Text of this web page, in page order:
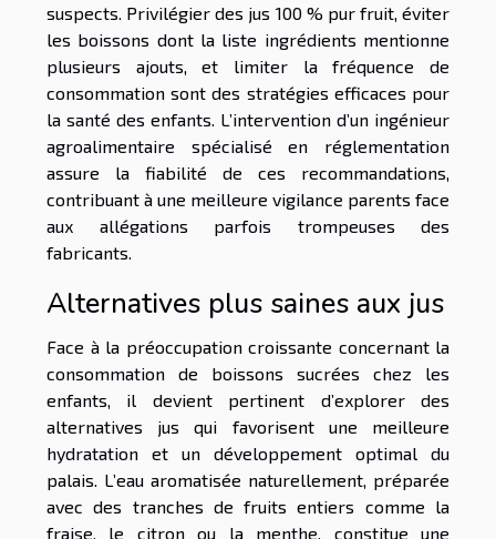
suspects. Privilégier des jus 100 % pur fruit, éviter
les boissons dont la liste ingrédients mentionne
plusieurs ajouts, et limiter la fréquence de
consommation sont des stratégies efficaces pour
la santé des enfants. L’intervention d’un ingénieur
agroalimentaire spécialisé en réglementation
assure la fiabilité de ces recommandations,
contribuant à une meilleure vigilance parents face
aux allégations parfois trompeuses des
fabricants.
Alternatives plus saines aux jus
Face à la préoccupation croissante concernant la
consommation de boissons sucrées chez les
enfants, il devient pertinent d’explorer des
alternatives jus qui favorisent une meilleure
hydratation et un développement optimal du
palais. L’eau aromatisée naturellement, préparée
avec des tranches de fruits entiers comme la
fraise, le citron ou la menthe, constitue une